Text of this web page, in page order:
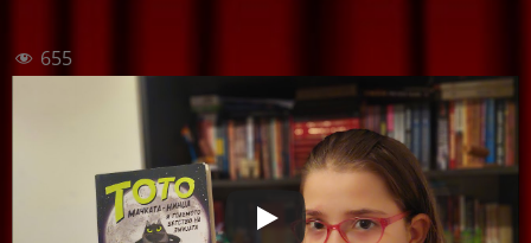
655